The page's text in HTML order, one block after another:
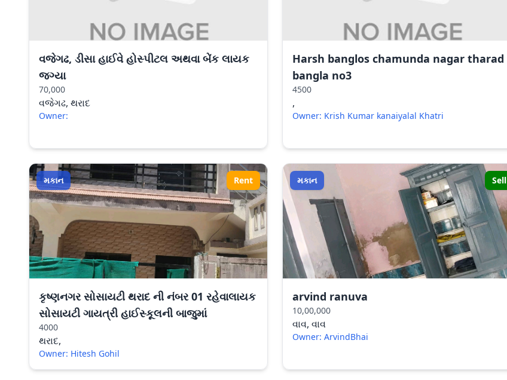
વજેગઢ, ડીસા હાઈવે હોસ્પીટલ અથવા બેંક લાયક
જગ્યા
70,000
વજેગઢ, થરાદ
Owner:
Harsh banglos chamunda nagar tharad
bangla no3
4500
,
Owner: Krish Kumar kanaiyalal Khatri
મકાન Rent
કૃષ્ણનગર સોસાયટી થરાદ ની નંબર 01 રહેવાલાયક
સોસાયટી ગાયત્રી હાઈસ્કૂલની બાજુમાં
4000
થરાદ,
Owner: Hitesh Gohil
મકાન Sell
arvind ranuva
10,00,000
વાવ, વાવ
Owner: ArvindBhai